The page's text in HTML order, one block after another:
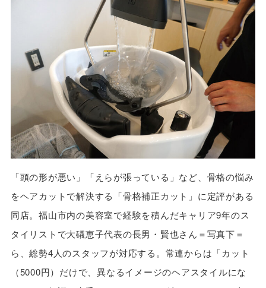
「頭の形が悪い」「えらが張っている」など、骨格の悩み
をヘアカットで解決する「骨格補正カット」に定評がある
同店。福山市内の美容室で経験を積んだキャリア9年のス
タイリストで大礒恵子代表の長男・賢也さん＝写真下＝
ら、総勢4人のスタッフが対応する。常連からは「カット
（5000円）だけで、異なるイメージのヘアスタイルにな